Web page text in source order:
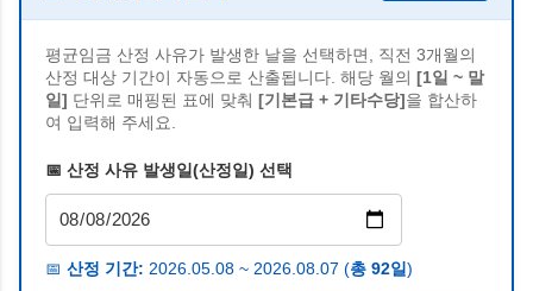
평균임금 산정 사유가 발생한 날을 선택하면, 직전 3개월의
산정 대상 기간이 자동으로 산출됩니다. 해당 월의 [1일 ~ 말
일] 단위로 매핑된 표에 맞춰 [기본급 + 기타수당]을 합산하
여 입력해 주세요.
📅 산정 사유 발생일(산정일) 선택
📅 산정 기간: 2026.05.08 ~ 2026.08.07 (총 92일 )